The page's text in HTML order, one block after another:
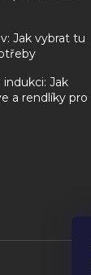
Jak vybrat tu
indukci: Jak
a rendlíky pro